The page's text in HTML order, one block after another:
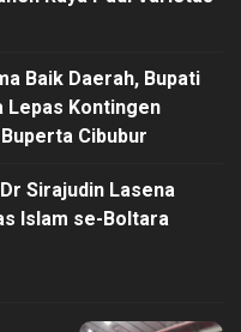
Baik Daerah, Bupati
Lepas Kontingen
Cibubur
Sirajudin Lasena
Islam se-Boltara